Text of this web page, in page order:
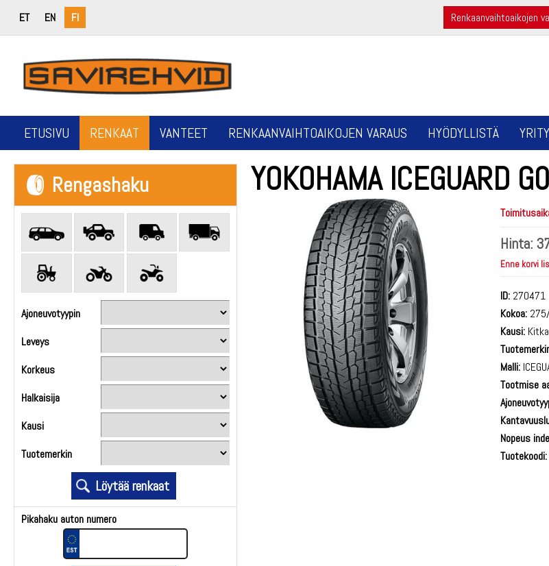
ET EN FI Renkaanvaihtoaikojen
ETUSIVU RENKAAT VANTEET RENKAANVAIHTOAIKOJEN VARAUS HYÖDYLLISTÄ
Rengashaku
Ajoneuvotyypin
Leveys
Korkeus
Halkaisija
Kausi
Tuotemerkin
Pikahaku auton numero
YOKOHAMA ICEGUARD
Hinta:
Enne korvi
ID: 270471
Kokoa:
Kausi:
Malli:
Tootmise
Nopeus
Tuotekoodi: